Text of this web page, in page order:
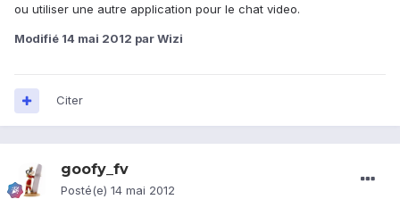
ou utiliser une autre application pour le chat video.
Modifié 14 mai 2012 par Wizi
Citer
goofy_fv
Posté(e) 14 mai 2012